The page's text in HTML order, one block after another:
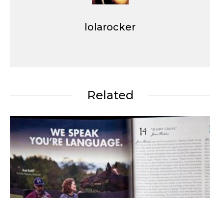
lolarocker
Related